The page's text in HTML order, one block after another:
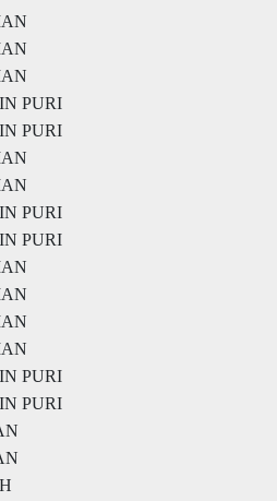
PURI
PURI
PURI
PURI
PURI
PURI